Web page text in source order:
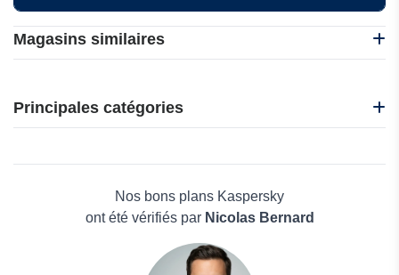
Magasins similaires
MacBooster
n8n
eUKhost
Principales catégories
Maison & Jardin
Boissons
Nos bons plans Kaspersky
ont été vérifiés par Nicolas Bernard